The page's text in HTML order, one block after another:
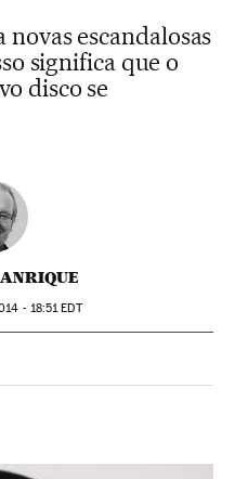
escandalosas
significa que o
disco se
- 18:51EDT
Sociales